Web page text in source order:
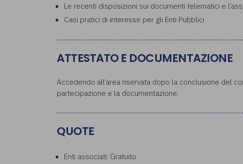
Le recenti disposizioni sui documenti telematici e
Casi pratici di interesse per gli Enti Pubblici
ATTESTATO E DOCUMENTAZIONE
Accedendo all’area riservata dopo la conclusione del
partecipazione e la documentazione.
QUOTE
Enti associati: Gratuito